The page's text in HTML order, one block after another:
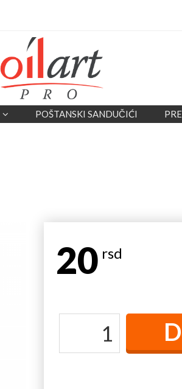
POŠTANSKI SANDUČIĆI
20 rsd